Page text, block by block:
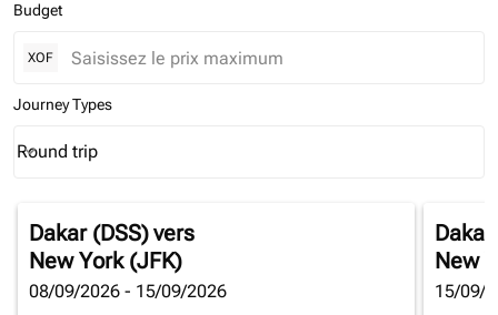
Budget
XOF
Journey Types
Journey Types option Round trip Selected
Round trip
keyboard_arrow_down
Dakar (DSS)vers
New York (JFK)
08/09/2026 - 15/09/2026
Dakar
New
15/09/